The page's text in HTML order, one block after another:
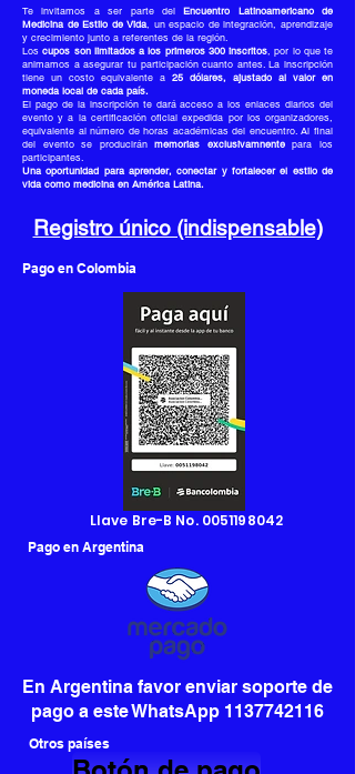
Te invitamos a ser parte delEncuentro Latinoamericano de
Medicina de Estilo de Vida, un espacio de integración, aprendizaje
y crecimiento junto a referentes de la región.
Loscupos son limitados a los primeros 300 inscritos, por lo que te
animamos a asegurar tu participación cuanto antes. La inscripción
tiene un costo equivalente a 25 dólares, ajustado al valor en
moneda local de cada país.
El pago de la inscripción te dará acceso a los enlaces diarios del
evento y a la certificación oficial expedida por los organizadores,
equivalente al número de horas académicas del encuentro. Al final
del evento se produciránmemorias exclusivamnentepara los
participantes.
Una oportunidad para aprender, conectar y fortalecer el estilo de
vida como medicina en América Latina.
Registro único (indispensable)
Pago en Colombia
Llave Bre-B No. 0051198042
Pago en Argentina
En Argentina favor enviar soporte de
pago a este WhatsApp 1137742116
Otros países